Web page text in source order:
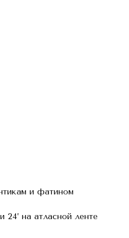
и фатином
на атласной ленте